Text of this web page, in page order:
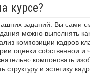
курсе?
заданий. Вы сами
можно выполнять
композиции кадров
оценки собственной и
компоновать
структуру и эстетику